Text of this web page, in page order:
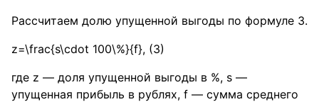
Рассчитаем долю упущенной выгоды по формуле 3.
z=\frac{s\cdot 100\%}{f}, (3)
где z — доля упущенной выгоды в %, s —
упущенная прибыль в рублях, f — сумма среднего